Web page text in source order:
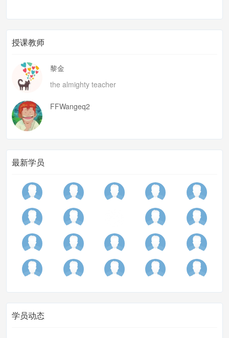
授课教师
黎金
the almighty teacher
FFWangeq2
最新学员
学员动态